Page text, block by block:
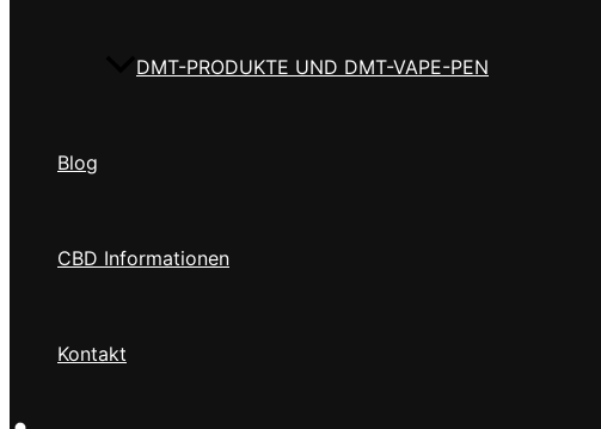
DMT-PRODUKTE UND DMT-VAPE-PEN
Blog
CBD Informationen
Kontakt